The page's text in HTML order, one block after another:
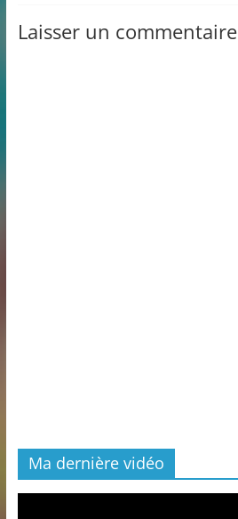
Laisser un commentaire
Ma dernière vidéo